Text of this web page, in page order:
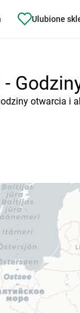
Ulubione
-
otwarcia i